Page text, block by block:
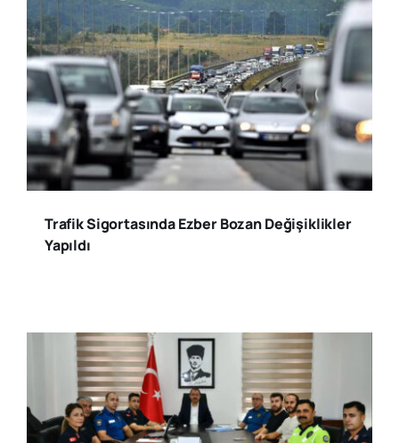
Trafik Sigortasında Ezber Bozan Değişiklikler
Yapıldı